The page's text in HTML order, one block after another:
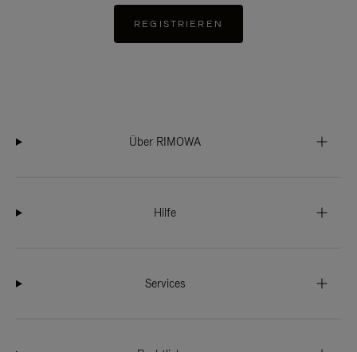
REGISTRIEREN
Über RIMOWA
Hilfe
Services